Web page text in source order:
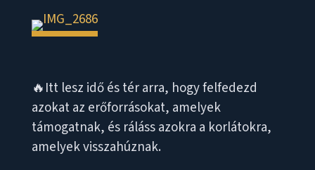
🔥Itt lesz idő és tér arra, hogy felfedezd
azokat az erőforrásokat, amelyek
támogatnak, és ráláss azokra a korlátokra,
amelyek visszahúznak.